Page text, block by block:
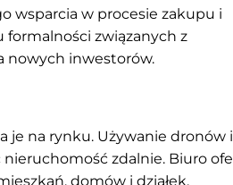
wsparcia w procesie zakupu i
formalności związanych z
nowych inwestorów.
je na rynku. Używanie dronów
nieruchomość zdalnie. Biuro
domów i działek.